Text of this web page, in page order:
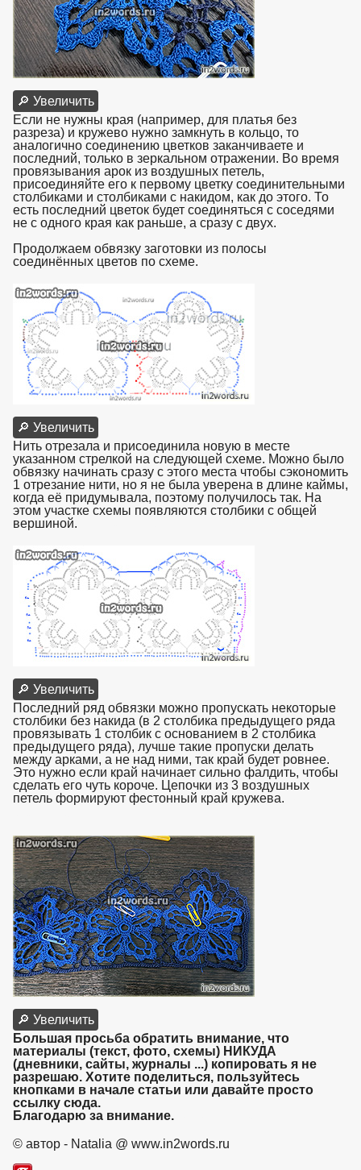
🔎 Увеличить
Если не нужны края (например, для платья без
разреза) и кружево нужно замкнуть в кольцо, то
аналогично соединению цветков заканчиваете и
последний, только в зеркальном отражении. Во время
провязывания арок из воздушных петель,
присоединяйте его к первому цветку соединительными
столбиками и столбиками с накидом, как до этого. То
есть последний цветок будет соединяться с соседями
не с одного края как раньше, а сразу с двух.
Продолжаем обвязку заготовки из полосы
соединённых цветов по схеме.
🔎 Увеличить
Нить отрезала и присоединила новую в месте
указанном стрелкой на следующей схеме. Можно было
обвязку начинать сразу с этого места чтобы сэкономить
1 отрезание нити, но я не была уверена в длине каймы,
когда её придумывала, поэтому получилось так. На
этом участке схемы появляются столбики с общей
вершиной.
🔎 Увеличить
Последний ряд обвязки можно пропускать некоторые
столбики без накида (в 2 столбика предыдущего ряда
провязывать 1 столбик с основанием в 2 столбика
предыдущего ряда), лучше такие пропуски делать
между арками, а не над ними, так край будет ровнее.
Это нужно если край начинает сильно фалдить, чтобы
сделать его чуть короче. Цепочки из 3 воздушных
петель формируют фестонный край кружева.
🔎 Увеличить
Большая просьба обратить внимание, что
материалы (текст, фото, схемы) НИКУДА
(дневники, сайты, журналы ...) копировать я не
разрешаю. Хотите поделиться, пользуйтесь
кнопками в начале статьи или давайте просто
ссылку сюда.
Благодарю за внимание.взято с https://www.in2words.ru
© автор - Natalia @ www.in2words.ru